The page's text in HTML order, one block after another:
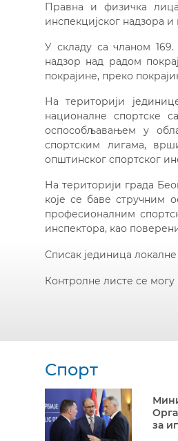
Правна и физичка
инспекцијског надзора
У складу са чланом 169.
надзор над радом
покрајине, преко
На територији
националне спортске
оспособљавањем у
спортским лигама,
општинског спортског
На територији града
које се баве стручним
професионалним
инспектора, као
Списак јединица
Контролне листе се могу
Спорт
за